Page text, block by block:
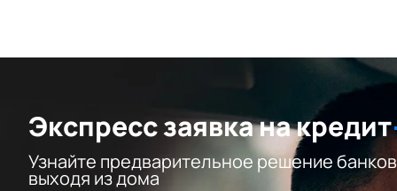
Экспресс заявка на кредит
Узнайте предварительное решение
выходя из дома